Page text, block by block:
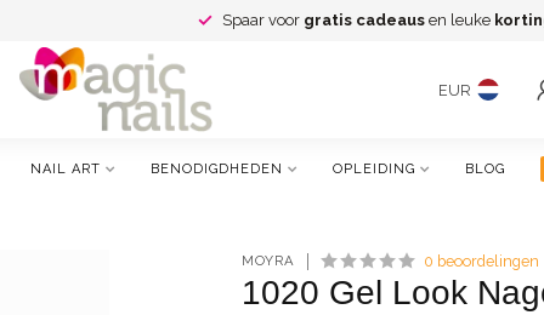
Spaar voor gratis cadeaus en leuke
EUR
NAIL ART BENODIGDHEDEN OPLEIDING BLOG
MOYRA 0 beoordelingen
1020 Gel Look